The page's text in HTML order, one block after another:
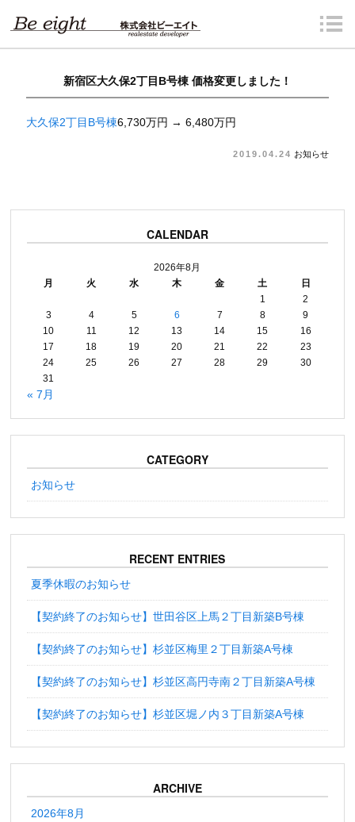
新宿区大久保2丁目B号棟 価格変更しました！
大久保2丁目B号棟6,730万円 → 6,480万円
2019.04.24 お知らせ
CALENDAR
2026年8月
月
火 水 木 金 土
日
1
2
3
4 5 6 7 8
9
10
11 12 13 14 15
16
17
18 19 20 21 22
23
24
25 26 27 28 29
30
31
« 7月
CATEGORY
お知らせ
RECENT ENTRIES
夏季休暇のお知らせ
【契約終了のお知らせ】世田谷区上馬２丁目新築B号棟
【契約終了のお知らせ】杉並区梅里２丁目新築A号棟
【契約終了のお知らせ】杉並区高円寺南２丁目新築A号棟
【契約終了のお知らせ】杉並区堀ノ内３丁目新築A号棟
ARCHIVE
2026年8月